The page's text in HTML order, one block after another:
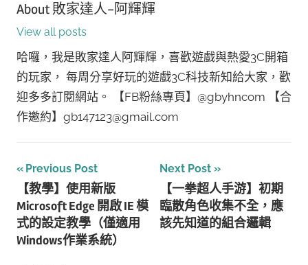
About敗家達人-阿輝輝
View all posts
哈囉，我是敗家達人阿輝輝，喜歡遊戲與熱愛3C開箱
的玩家， 每周分享好玩的遊戲3C科技新知給大家，歡
迎多多訂閱網站。 【FB粉絲專頁】@gbyhncom 【合
作邀約】gb147123@gmail.com
文
章
導
覽
Previous Post
【教學】使用新版
Microsoft Edge 開啟 IE 模
式的設定教學（僅適用
Windows作業系統）
Next Post
【一拳超人手游】初期
臨散角色收集不全，應
該先知道的組合邏輯